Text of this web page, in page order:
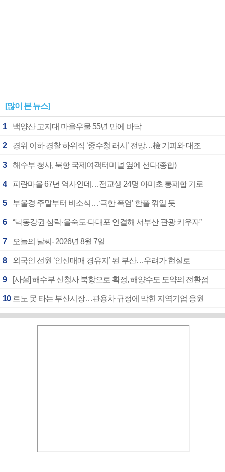
[많이 본 뉴스]
1 백양산 고지대 마을우물 55년 만에 바닥
2 경위 이하 경찰 하위직 ‘중수청 러시’ 전망…檢 기피와 대조
3 해수부 청사, 북항 국제여객터미널 옆에 선다(종합)
4 피란마을 67년 역사인데…전교생 24명 아미초 통폐합 기로
5 부울경 주말부터 비소식…‘극한 폭염’ 한풀 꺾일 듯
6 “낙동강권 삼락·을숙도·다대포 연결해 서부산 관광 키우자”
7 오늘의 날씨- 2026년 8월 7일
8 외국인 선원 ‘인신매매 경유지’ 된 부산…우려가 현실로
9 [사설] 해수부 신청사 북항으로 확정, 해양수도 도약의 전환점
10 르노 못 타는 부산시장…관용차 규정에 막힌 지역기업 응원